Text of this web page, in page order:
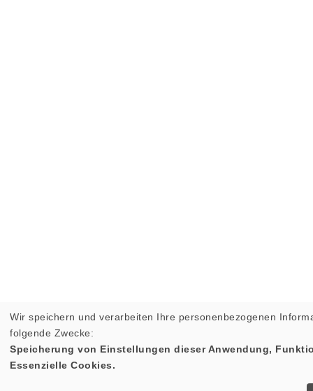
Wir speichern und verarbeiten Ihre personenbezogenen
folgende Zwecke:
Speicherung von Einstellungen dieser Anwendung,
Essenzielle Cookies.